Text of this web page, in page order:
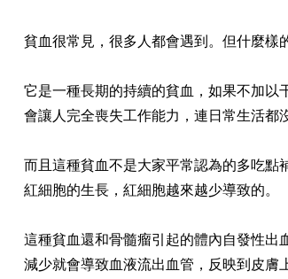
貧血很常見，很多人都會遇到。但什麼樣
它是一種長期的持續的貧血，如果不加以
會讓人完全喪失工作能力，連日常生活都
而且這種貧血不是大家平常認為的多吃點
紅細胞的生長，紅細胞越來越少導致的。
這種貧血還和骨髓瘤引起的體內自發性出
減少就會導致血液流出血管，反映到皮膚